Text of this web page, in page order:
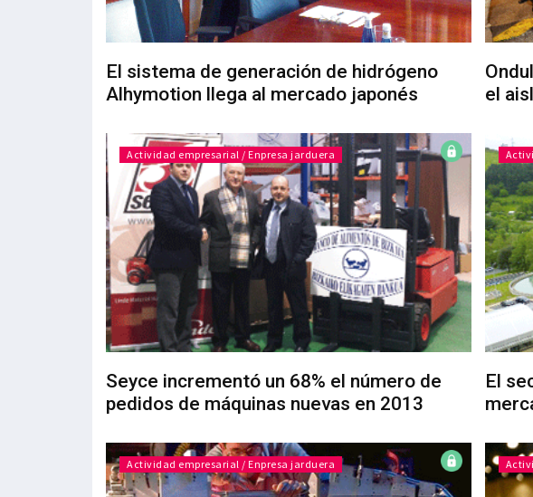
El sistema de generación de hidrógeno
Alhymotion llega al mercado japonés
el
Actividad empresarial / Enpresa jarduera
Seyce incrementó un 68% el número de
pedidos de máquinas nuevas en 2013
El
Actividad empresarial / Enpresa jarduera